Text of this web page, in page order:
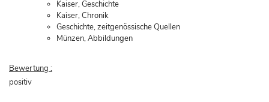
Kaiser, Geschichte
Kaiser, Chronik
Geschichte, zeitgenössische Quellen
Münzen, Abbildungen
Bewertung :
positiv